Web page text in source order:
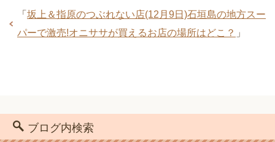
「 坂上＆指原のつぶれない店(12月9日)石垣島の地方スー
パーで激売!オニササが買えるお店の場所はどこ？ 」
ブログ内検索